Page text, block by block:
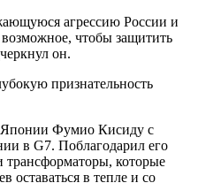
агрессию России и
возможное, чтобы защитить
он.
признательность
Японии Фумио Кисиду с
в G7. Поблагодарил его
трансформаторы, которые
оставаться в тепле и со